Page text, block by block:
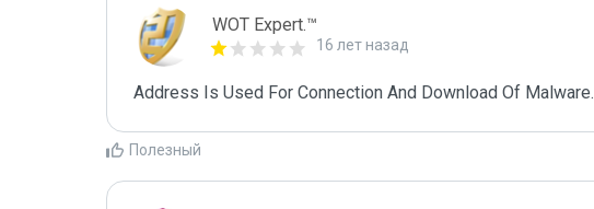
WOT Expert.™
16 лет назад
Address Is Used For Connection And Download Of Malware.
Полезный